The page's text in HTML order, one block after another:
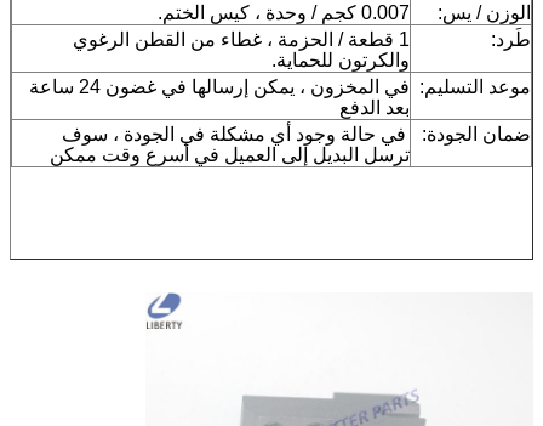
الوزن / يس:
0.007 كجم / وحدة ، كيس الختم.
طَرد:
1 قطعة / الحزمة ، غطاء من القطن الرغوي
والكرتون للحماية.
موعد التسليم:
في المخزون ، يمكن إرسالها في غضون 24 ساعة
بعد الدفع
ضمان الجودة:
في حالة وجود أي مشكلة في الجودة ، سوف
ترسل البديل إلى العميل في أسرع وقت ممكن